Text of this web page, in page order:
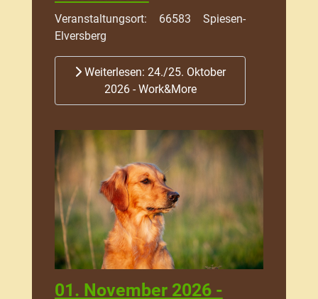
Veranstaltungsort: 66583 Spiesen-
Elversberg
Weiterlesen: 24./25. Oktober
2026 - Work&More
01. November 2026 -